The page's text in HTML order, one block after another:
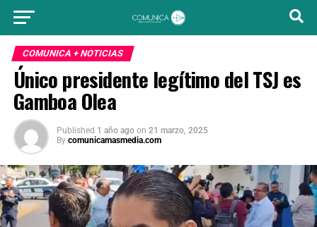
COMUNICA + NOTICIAS
Único presidente legítimo del TSJ es
Gamboa Olea
Published 1 año ago on 21 marzo, 2025
By comunicamasmedia.com